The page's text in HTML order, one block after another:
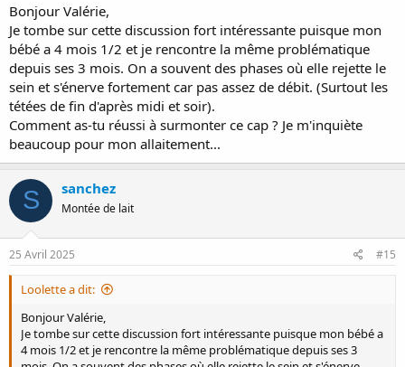
Bonjour Valérie,
Je tombe sur cette discussion fort intéressante puisque mon
bébé a 4 mois 1/2 et je rencontre la même problématique
depuis ses 3 mois. On a souvent des phases où elle rejette le
sein et s'énerve fortement car pas assez de débit. (Surtout les
tétées de fin d'après midi et soir).
Comment as-tu réussi à surmonter ce cap ? Je m'inquiète
beaucoup pour mon allaitement...
S sanchez
Montée de lait
25 Avril 2025 #15
Loolette a dit:
Bonjour Valérie,
Je tombe sur cette discussion fort intéressante puisque mon bébé a
4 mois 1/2 et je rencontre la même problématique depuis ses 3